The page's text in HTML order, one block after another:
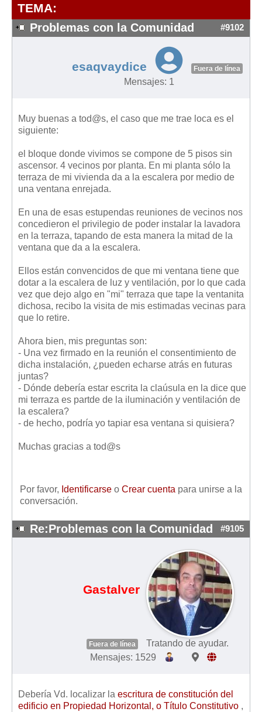
Requerimientos y comunicaciones
Formularios sobre Propiedad Horizontal
Modelos de Convocatoria de Junta de Propietarios
Modelos de Acta de Junta de Propietarios
Legislación sobre Arrendamientos Urbanos
Legislación sobre la Comunidad de Propietarios
Legislación sobre Adquisición de Vivienda en Propiedad
Legislación de interés práctico
Diccionario
Usuario
Entrar / Salir
Mis boletines
TEMA:
Problemas con la Comunidad #9102
esaqvaydice Fuera de línea
Mensajes: 1
Muy buenas a tod@s, el caso que me trae loca es el
siguiente:
el bloque donde vivimos se compone de 5 pisos sin
ascensor. 4 vecinos por planta. En mi planta sólo la
terraza de mi vivienda da a la escalera por medio de
una ventana enrejada.
En una de esas estupendas reuniones de vecinos nos
concedieron el privilegio de poder instalar la lavadora
en la terraza, tapando de esta manera la mitad de la
ventana que da a la escalera.
Ellos están convencidos de que mi ventana tiene que
dotar a la escalera de luz y ventilación, por lo que cada
vez que dejo algo en "mi" terraza que tape la ventanita
dichosa, recibo la visita de mis estimadas vecinas para
que lo retire.
Ahora bien, mis preguntas son:
- Una vez firmado en la reunión el consentimiento de
dicha instalación, ¿pueden echarse atrás en futuras
juntas?
- Dónde debería estar escrita la claúsula en la dice que
mi terraza es partde de la iluminación y ventilación de
la escalera?
- de hecho, podría yo tapiar esa ventana si quisiera?
Muchas gracias a tod@s
Por favor, Identificarse o Crear cuenta para unirse a la
conversación.
Re:Problemas con la Comunidad #9105
Gastalver
Fuera de línea
Tratando de ayudar.
Mensajes: 1529
Debería Vd. localizar la escritura de constitución del
edificio en Propiedad Horizontal, o Título Constitutivo ,